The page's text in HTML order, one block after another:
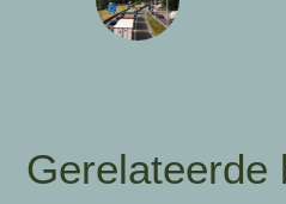
Gerelateerde